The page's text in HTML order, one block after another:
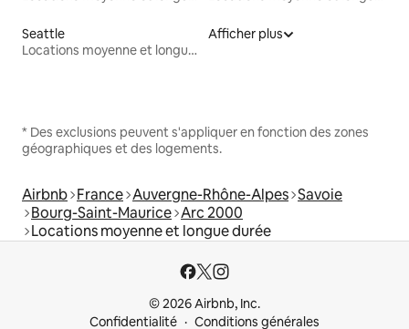
Seattle
Locations moyenne et longue durée
Afficher plus
* Des exclusions peuvent s'appliquer en fonction des zones
géographiques et des logements.
Airbnb France Auvergne-Rhône-Alpes Savoie
Bourg-Saint-Maurice Arc 2000
Locations moyenne et longue durée
© 2026 Airbnb, Inc.
Confidentialité
Conditions générales